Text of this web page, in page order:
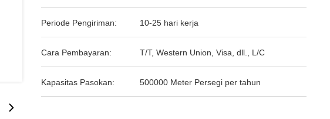
Periode Pengiriman: 10-25 hari kerja
Cara Pembayaran: T/T, Western Union, Visa, dll., L/C
Kapasitas Pasokan: 500000 Meter Persegi per tahun